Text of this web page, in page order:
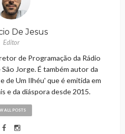
De Jesus
Editor
de Programação da Rádio
Jorge. É também autor da
de Um Ilhéu' que é emitida em
e da diáspora desde 2015.
ALL POSTS